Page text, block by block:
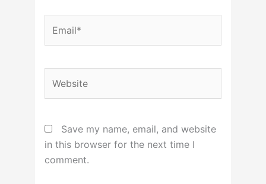
Save my name, email, and website
in this browser for the next time I
comment.